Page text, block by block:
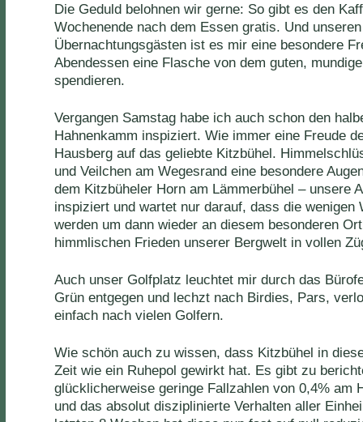
Die Geduld belohnen wir gerne: So gibt es den
Wochenende nach dem Essen gratis. Und
Übernachtungsgästen ist es mir eine besondere
Abendessen eine Flasche von dem guten,
spendieren.
Vergangen Samstag habe ich auch schon den
Hahnenkamm inspiziert. Wie immer eine Freude
Hausberg auf das geliebte Kitzbühel.
und Veilchen am Wegesrand eine besondere
dem Kitzbüheler Horn am Lämmerbühel – unsere
inspiziert und wartet nur darauf, dass die wenigen
werden um dann wieder an diesem besonderen
himmlischen Frieden unserer Bergwelt in vollen
Auch unser Golfplatz leuchtet mir durch das
Grün entgegen und lechzt nach Birdies, Pars,
einfach nach vielen Golfern.
Wie schön auch zu wissen, dass Kitzbühel in
Zeit wie ein Ruhepol gewirkt hat. Es gibt zu
glücklicherweise geringe Fallzahlen von 0,4% am
und das absolut disziplinierte Verhalten aller